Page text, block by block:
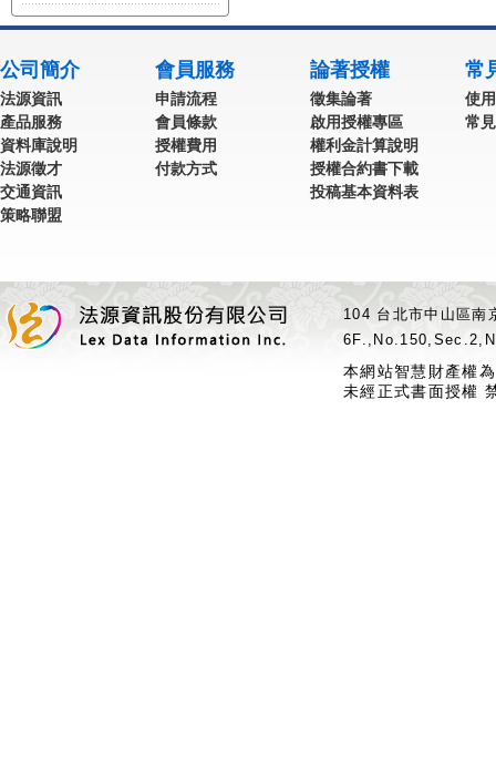
公司簡介
法源資訊
產品服務
資料庫說明
法源徵才
交通資訊
策略聯盟
會員服務
申請流程
會員條款
授權費用
付款方式
論著授權
徵集論著
啟用授權專區
權利金計算說明
授權合約書下載
投稿基本資料表
常
使
常
104 台北市中山區
本網站智慧財產權
未經正式書面授權